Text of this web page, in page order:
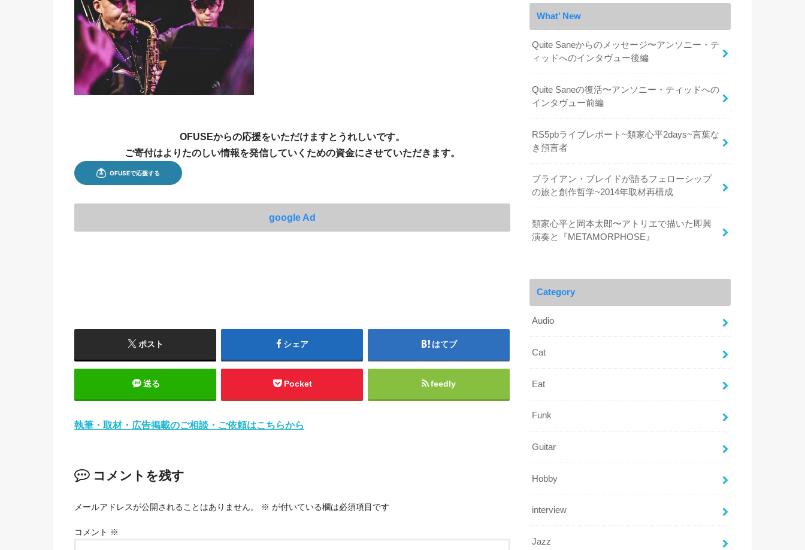
OFUSEからの応援をいただけますとうれしいです。
ご寄付はよりたのしい情報を発信していくための資金にさせていただきます。
google Ad
ポスト シェア はてブ
送る Pocket feedly
執筆・取材・広告掲載のご相談・ご依頼はこちらから
コメントを残す
メールアドレスが公開されることはありません。 ※ が付いている欄は必須項目です
コメント ※
What’ New
Quite Saneからのメッセージ〜アンソニー・テ
ィッドへのインタヴュー後編
Quite Saneの復活〜アンソニー・ティッドへの
インタヴュー前編
RS5pbライブレポート~類家心平2days~言葉な
き預言者
ブライアン・ブレイドが語るフェローシップ
の旅と創作哲学~2014年取材再構成
類家心平と岡本太郎〜アトリエで描いた即興
演奏と『METAMORPHOSE』
Category
Audio
Cat
Eat
Funk
Guitar
Hobby
interview
Jazz